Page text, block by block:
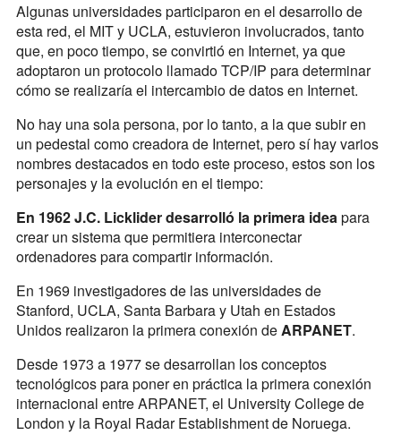
Algunas universidades participaron en el desarrollo de
esta red, el MIT y UCLA, estuvieron involucrados, tanto
que, en poco tiempo, se convirtió en Internet, ya que
adoptaron un protocolo llamado TCP/IP para determinar
cómo se realizaría el intercambio de datos en Internet.
No hay una sola persona, por lo tanto, a la que subir en
un pedestal como creadora de Internet, pero sí hay varios
nombres destacados en todo este proceso, estos son los
personajes y la evolución en el tiempo:
En 1962 J.C. Licklider desarrolló la primera ideapara
crear un sistema que permitiera interconectar
ordenadores para compartir información.
En 1969 investigadores de las universidades de
Stanford, UCLA, Santa Barbara y Utah en Estados
Unidos realizaron la primera conexión deARPANET.
Desde 1973 a 1977 se desarrollan los conceptos
tecnológicos para poner en práctica la primera conexión
internacional entre ARPANET, el University College de
London y la Royal Radar Establishment de Noruega.